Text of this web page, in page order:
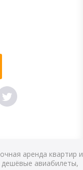
аренда квартир и
авиабилеты,